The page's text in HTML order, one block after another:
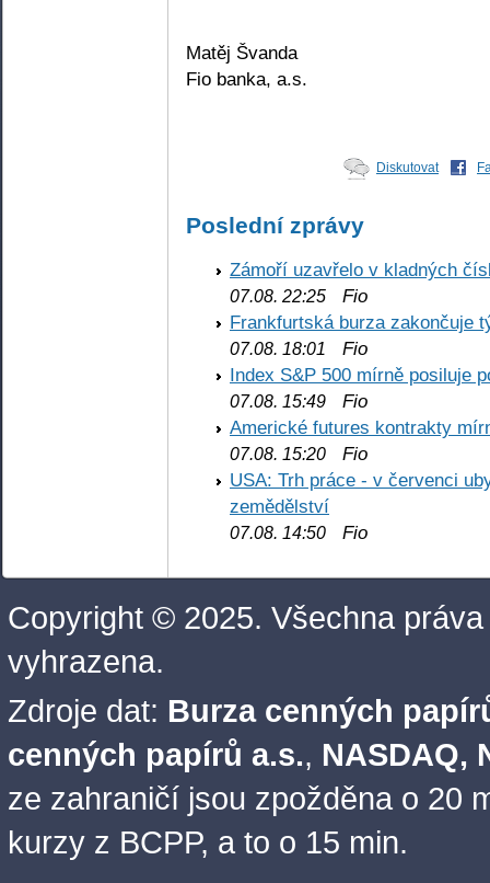
Matěj Švanda
Fio banka, a.s.
Diskutovat
Poslední zprávy
Zámoří uzavřelo v kladných
07.08. 22:25 Fio
Frankfurtská burza zakončuje
07.08. 18:01
Fio
Index S&P 500 mírně posiluje
07.08. 15:49 Fio
Americké futures kontrakty
07.08. 15:20 Fio
USA: Trh práce - v červenci
zemědělství
07.08. 14:50 Fio
Copyright © 2025. Všechna práva
vyhrazena.
Zdroje dat: Burza cenných
cenných papírů a.s., NASDAQ,
ze zahraničí jsou zpožděna o 20
kurzy z BCPP, a to o 15 min.